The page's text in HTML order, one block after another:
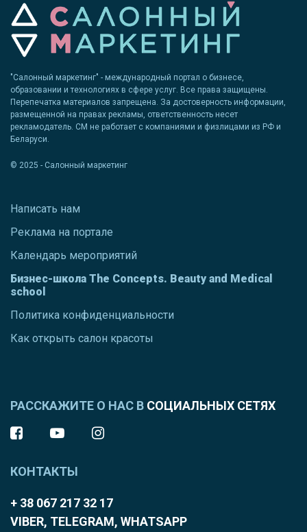
"Салонный маркетинг" - международный портал о бизнесе,
образовании и технологиях в сфере услуг. Все права защищены.
Перепечатка материалов запрещена. За достоверность информации,
размещенной на правах рекламы, ответственность несет
рекламодатель. СМ не работает с компаниями и физлицами из РФ и
Беларуси.
© 2025 - Салонный маркетинг
Написать нам
Реклама на портале
Календарь мероприятий
Бизнес-школа The Concepts. Beauty and Medical
school
Политика конфиденциальности
Как открыть салон красоты
РАССКАЖИТЕ О НАС В СОЦИАЛЬНЫХ СЕТЯХ
КОНТАКТЫ
+ 38 067 217 32 17
VIBER, TELEGRAM, WHATSAPP